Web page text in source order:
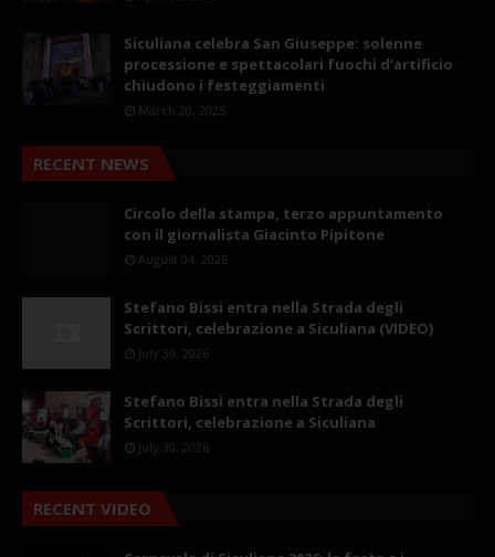
Siculiana celebra San Giuseppe: solenne
processione e spettacolari fuochi d’artificio
chiudono i festeggiamenti
March 20, 2025
RECENT NEWS
Circolo della stampa, terzo appuntamento
con il giornalista Giacinto Pipitone
August 04, 2026
Stefano Bissi entra nella Strada degli
Scrittori, celebrazione a Siculiana (VIDEO)
July 30, 2026
Stefano Bissi entra nella Strada degli
Scrittori, celebrazione a Siculiana
July 30, 2026
RECENT VIDEO